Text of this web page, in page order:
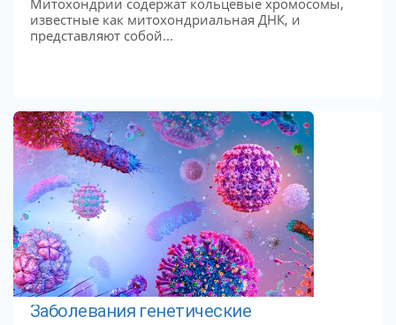
Митохондрии содержат кольцевые хромосомы,
известные как митохондриальная ДНК, и
представляют собой...
Заболевания генетические